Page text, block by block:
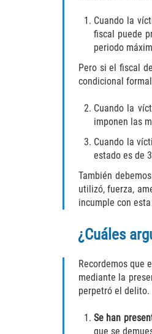
Cuando la
fiscal puede
periodo
Pero si el fiscal
condicional
Cuando la
imponen las
Cuando la
estado es de
También
utilizó, fuerza,
incumple con
¿Cuáles
Recordemos que
mediante la
perpetró el delito.
Se han
que se